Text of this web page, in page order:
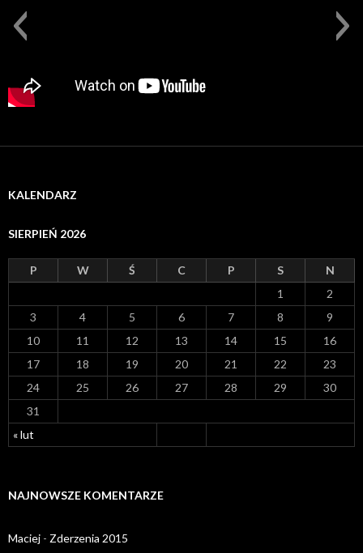
KALENDARZ
SIERPIEŃ 2026
P W Ś C P S N
« lut
1
2
3
4 5 6 7 8
9
10
11 12 13 14 15
16
17
18 19 20 21 22
23
24
25 26 27 28 29
30
31
NAJNOWSZE KOMENTARZE
Maciej - Zderzenia 2015